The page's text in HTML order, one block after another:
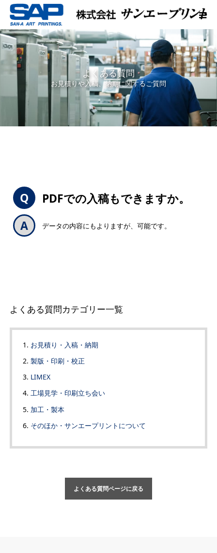
よくある質問
お見積りや入稿、納期に関するご質問
PDFでの入稿もできますか。
データの内容にもよりますが、可能です。
よくある質問カテゴリー一覧
お見積り・入稿・納期
製版・印刷・校正
LIMEX
工場見学・印刷立ち会い
加工・製本
そのほか・サンエープリントについて
よくある質問ページに戻る